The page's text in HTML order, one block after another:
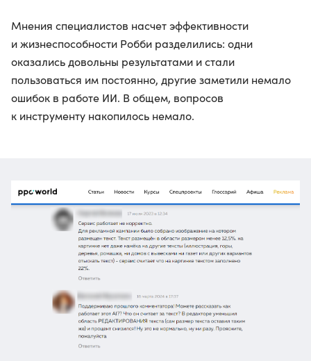
Мнения специалистов насчет эффективности
и жизнеспособности Робби разделились: одни
оказались довольны результатами и стали
пользоваться им постоянно, другие заметили немало
ошибок в работе ИИ. В общем, вопросов
к инструменту накопилось немало.